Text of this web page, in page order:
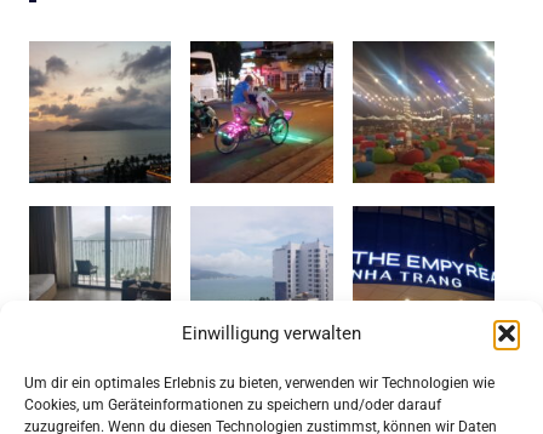
Einwilligung verwalten
Um dir ein optimales Erlebnis zu bieten, verwenden wir Technologien wie
Cookies, um Geräteinformationen zu speichern und/oder darauf
zuzugreifen. Wenn du diesen Technologien zustimmst, können wir Daten